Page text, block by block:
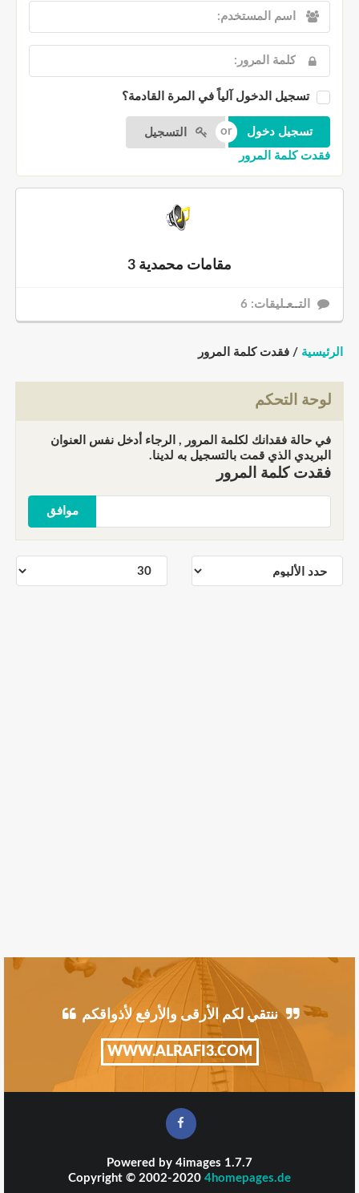
تسجيل الدخول آلياً في المرة القادمة؟
التسجيل
فقدت كلمة المرور
مقامات محمدية 3
التــعـليقات: 6
الرئيسية / فقدت كلمة المرور
لوحة التحكم
في حالة فقدانك لكلمة المرور , الرجاء أدخل نفس العنوان
البريدي الذي قمت بالتسجيل به لدينا.
فقدت كلمة المرور
موافق
ننتقي لكم الأرقى والأرفع لأذواقكم
WWW.ALRAFI3.COM
Powered by 4images 1.7.7
Copyright © 2002-2020 4homepages.de